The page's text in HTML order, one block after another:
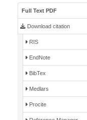
Full Text PDF
Download citation
RIS
EndNote
BibTex
Medlars
Procite